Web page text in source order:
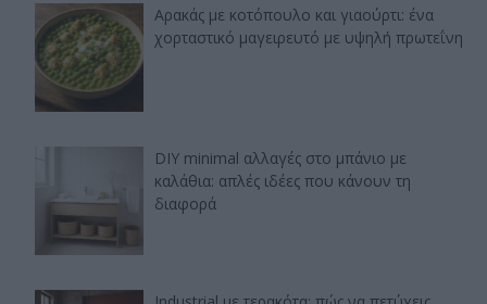
Αρακάς με κοτόπουλο και γιαούρτι: ένα
χορταστικό μαγειρευτό με υψηλή πρωτεΐνη
DIY minimal αλλαγές στο μπάνιο με
καλάθια: απλές ιδέες που κάνουν τη
διαφορά